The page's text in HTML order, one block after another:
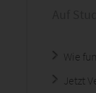
Wie
Jetzt